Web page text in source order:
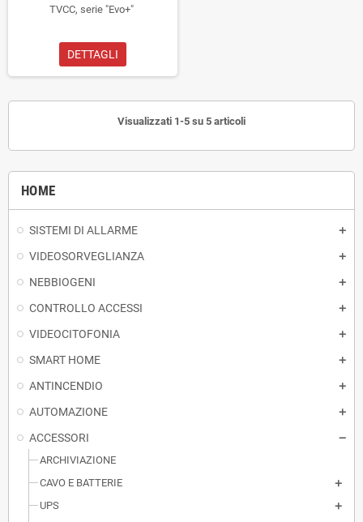
HOME
SISTEMI DI ALLARME
VIDEOSORVEGLIANZA
NEBBIOGENI
CONTROLLO ACCESSI
VIDEOCITOFONIA
SMART HOME
ANTINCENDIO
AUTOMAZIONE
ACCESSORI
ARCHIVIAZIONE
CAVO E BATTERIE
UPS
TVCC, serie "Evo+"
DETTAGLI
Visualizzati 1-5 su 5 articoli